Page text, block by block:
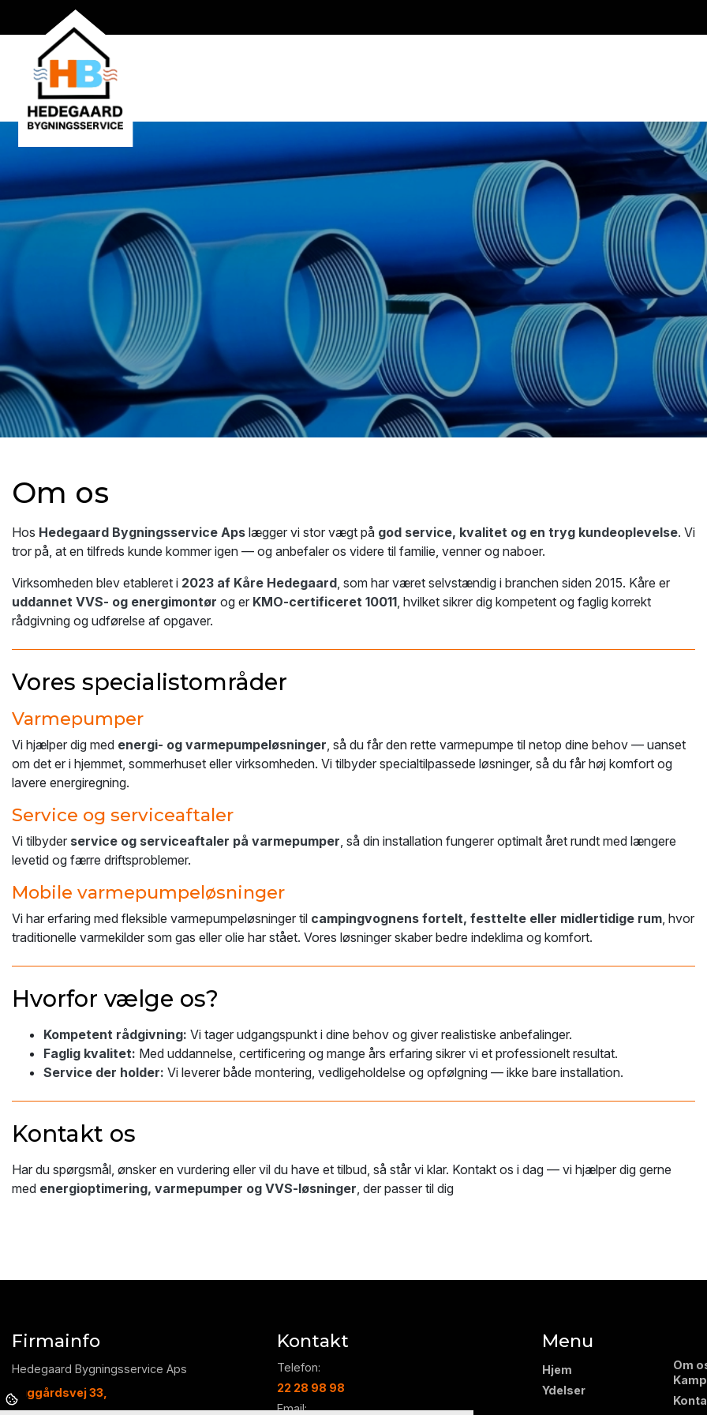
hovedindhold
Om os
Hos Hedegaard Bygningsservice Aps lægger vi stor vægt på god service, kvalitet og en tryg kundeoplevelse. Vi
tror på, at en tilfreds kunde kommer igen — og anbefaler os videre til familie, venner og naboer.
Virksomheden blev etableret i 2023 af Kåre Hedegaard, som har været selvstændig i branchen siden 2015. Kåre er
uddannet VVS- og energimontør og er KMO-certificeret 10011, hvilket sikrer dig kompetent og faglig korrekt
rådgivning og udførelse af opgaver.
Vores specialistområder
Varmepumper
Vi hjælper dig med energi- og varmepumpeløsninger, så du får den rette varmepumpe til netop dine behov — uanset
om det er i hjemmet, sommerhuset eller virksomheden. Vi tilbyder specialtilpassede løsninger, så du får høj komfort og
lavere energiregning.
Service og serviceaftaler
Vi tilbyder service og serviceaftaler på varmepumper, så din installation fungerer optimalt året rundt med længere
levetid og færre driftsproblemer.
Mobile varmepumpeløsninger
Vi har erfaring med fleksible varmepumpeløsninger til campingvognens fortelt, festtelte eller midlertidige rum, hvor
traditionelle varmekilder som gas eller olie har stået. Vores løsninger skaber bedre indeklima og komfort.
Hvorfor vælge os?
Kompetent rådgivning: Vi tager udgangspunkt i dine behov og giver realistiske anbefalinger.
Faglig kvalitet: Med uddannelse, certificering og mange års erfaring sikrer vi et professionelt resultat.
Service der holder: Vi leverer både montering, vedligeholdelse og opfølgning — ikke bare installation.
Kontakt os
Har du spørgsmål, ønsker en vurdering eller vil du have et tilbud, så står vi klar. Kontakt os i dag — vi hjælper dig gerne
med energioptimering, varmepumper og VVS-løsninger, der passer til dig
Firmainfo
Hedegaard Bygningsservice Aps
Puggårdsvej 33,
Kontakt
Telefon:
22 28 98 98
Email:
Menu
Hjem
Ydelser
Om